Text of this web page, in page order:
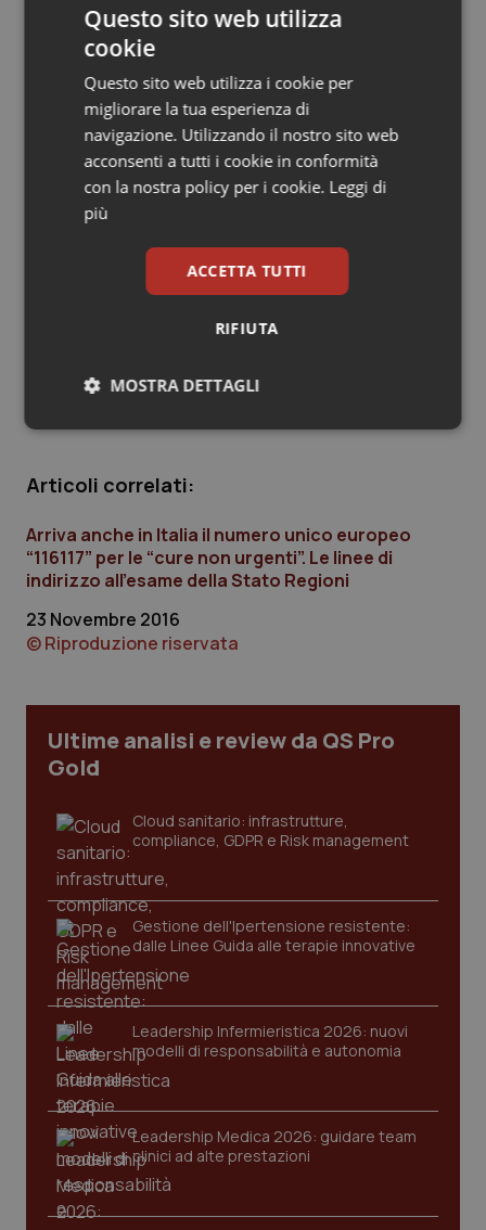
Salute orale & impianti
Sangue & coagulazione
Tiroide
Tumore al seno
Tumore ovarico
Vaccini
L’attuazione del programma si avvarrà della
collaborazione di medici di famiglia, pediatri e strutture
sanitarie come poliambulatori, consultori, centri
dedicati all'infanzia e alle vaccinazioni, servizi di igiene
per alimenti. L’impegno è di perseguire tutti questi
obiettivo entro e non oltre il 2019.
Intesa su riparto finanziamento del Piano d'azione
straordinario contro la violenza sessuale e di genere
case-rifugio (18 mln).
Articoli correlati:
Arriva anche in Italia il numero unico europeo
“116117” per le “cure non urgenti”. Le linee di
indirizzo all’esame della Stato Regioni
23 Novembre 2016
© Riproduzione riservata
Ultime analisi e review da QS Pro
Gold
Cloud sanitario: infrastrutture,
compliance, GDPR e Risk management
Gestione dell'Ipertensione resistente:
dalle Linee Guida alle terapie innovative
Leadership Infermieristica 2026: nuovi
modelli di responsabilità e autonomia
Leadership Medica 2026: guidare team
clinici ad alte prestazioni
Questo sito web utilizza
cookie
Questo sito web utilizza i cookie per
migliorare la tua esperienza di
navigazione. Utilizzando il nostro sito web
acconsenti a tutti i cookie in conformità
con la nostra policy per i cookie. Leggi di
più
ACCETTA TUTTI
RIFIUTA
MOSTRA DETTAGLI
Necessari Statistici Marketing
Necessari Statistici Marketing
I cookie necessari contribuiscono a rendere fruibile il
sito web abilitandone funzionalità di base quali la
CookieScriptConsent
CookieScript